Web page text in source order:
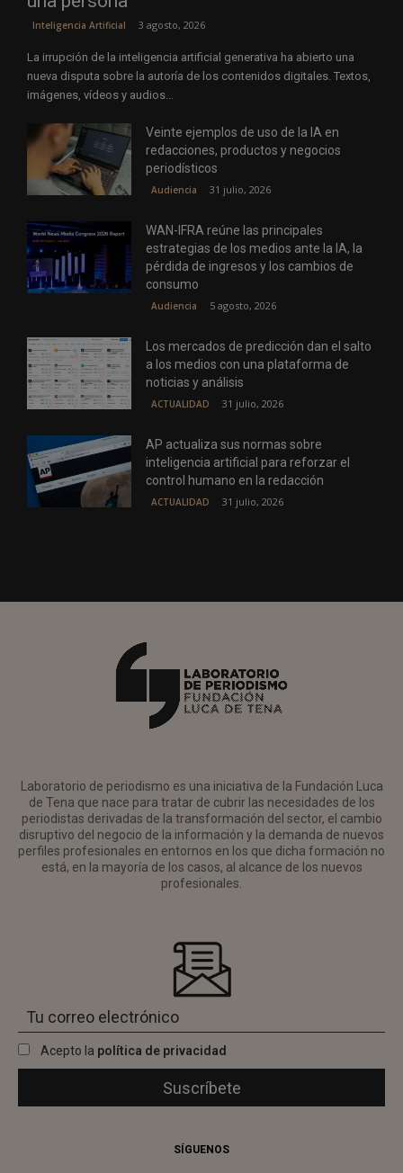
Inteligencia Artificial 3 agosto, 2026
La irrupción de la inteligencia artificial generativa ha abierto una
nueva disputa sobre la autoría de los contenidos digitales. Textos,
imágenes, vídeos y audios...
Veinte ejemplos de uso de la IA en
redacciones, productos y negocios
periodísticos
Audiencia 31 julio, 2026
WAN-IFRA reúne las principales
estrategias de los medios ante la IA, la
pérdida de ingresos y los cambios de
consumo
Audiencia 5 agosto, 2026
Los mercados de predicción dan el salto
a los medios con una plataforma de
noticias y análisis
ACTUALIDAD 31 julio, 2026
AP actualiza sus normas sobre
inteligencia artificial para reforzar el
control humano en la redacción
ACTUALIDAD 31 julio, 2026
Laboratorio de periodismo es una iniciativa de la Fundación Luca
de Tena que nace para tratar de cubrir las necesidades de los
periodistas derivadas de la transformación del sector, el cambio
disruptivo del negocio de la información y la demanda de nuevos
perfiles profesionales en entornos en los que dicha formación no
está, en la mayoría de los casos, al alcance de los nuevos
profesionales.
Acepto la política de privacidad
SÍGUENOS